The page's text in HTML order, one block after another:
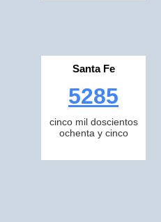
Santa Fe
5285
cinco mil doscientos
ochenta y cinco